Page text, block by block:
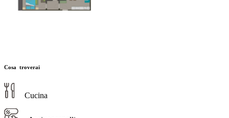
Cosa troverai
Cucina